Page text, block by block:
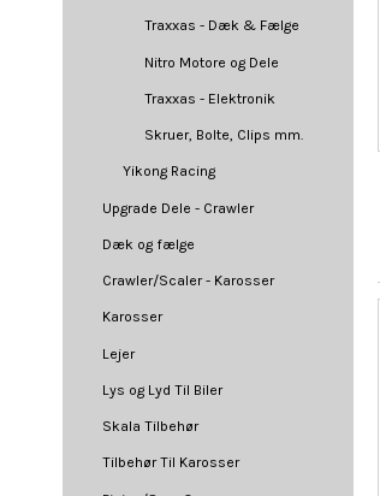
Traxxas - Dæk & Fælge
Nitro Motore og Dele
Traxxas - Elektronik
Skruer, Bolte, Clips mm.
Yikong Racing
Upgrade Dele - Crawler
Dæk og fælge
Crawler/Scaler - Karosser
Karosser
Lejer
Lys og Lyd Til Biler
Skala Tilbehør
Tilbehør Til Karosser